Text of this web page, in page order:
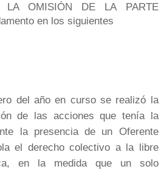
OMISIÓN DE LA PARTE
en los siguientes
del año en curso se realizó la
de las acciones que tenía la
la presencia de un Oferente
el derecho colectivo a la libre
en la medida que un solo